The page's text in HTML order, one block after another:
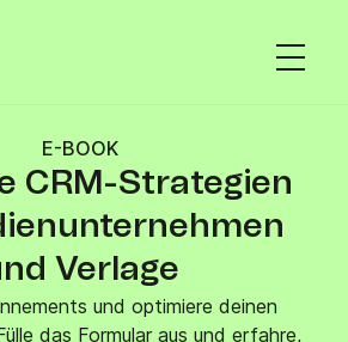
E-BOOK
CRM-Strategien
Verlage
und optimiere deinen
das Formular aus und erfahre,